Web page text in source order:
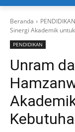
Beranda PENDIDIKAN
Sinergi Akademik
PENDIDIKAN
Unram